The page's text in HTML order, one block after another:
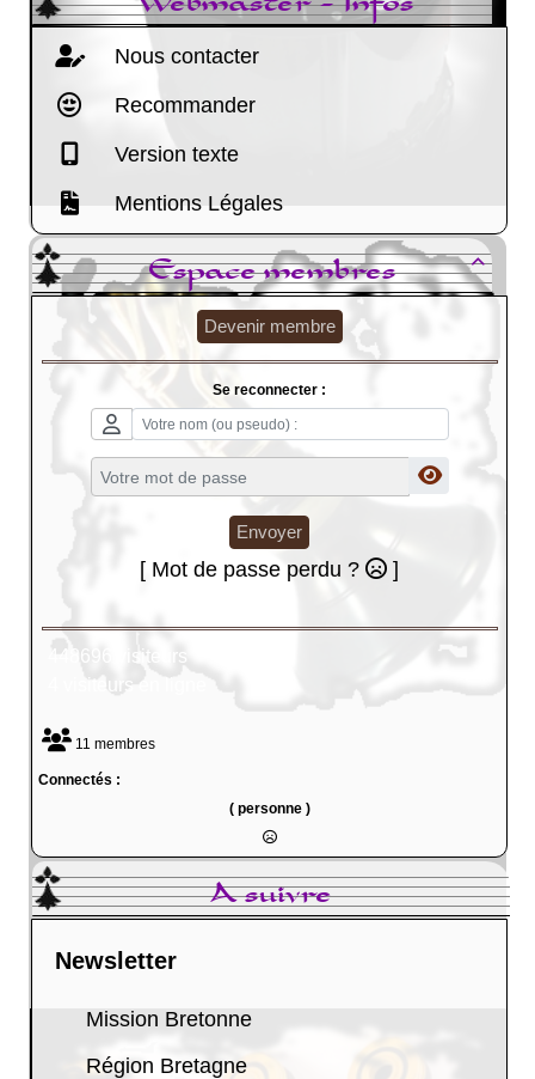
Nous contacter
Recommander
Version texte
Mentions Légales

Espace membres
Devenir membre
Se reconnecter :
Envoyer
[ Mot de passe perdu ? ]
448696 visiteurs
4 visiteurs en ligne
11 membres
Connectés :
( personne )
A suivre
Newsletter
Mission Bretonne
Région Bretagne